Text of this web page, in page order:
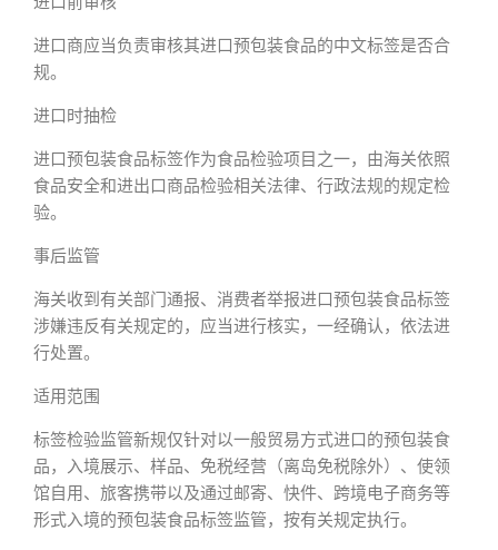
进口商应当负责审核其进口预包装食品的中文标签是否合
规。
进口时抽检
进口预包装食品标签作为食品检验项目之一，由海关依照
食品安全和进出口商品检验相关法律、行政法规的规定检
验。
事后监管
海关收到有关部门通报、消费者举报进口预包装食品标签
涉嫌违反有关规定的，应当进行核实，一经确认，依法进
行处置。
适用范围
标签检验监管新规仅针对以一般贸易方式进口的预包装食
品，入境展示、样品、免税经营（离岛免税除外）、使领
馆自用、旅客携带以及通过邮寄、快件、跨境电子商务等
形式入境的预包装食品标签监管，按有关规定执行。